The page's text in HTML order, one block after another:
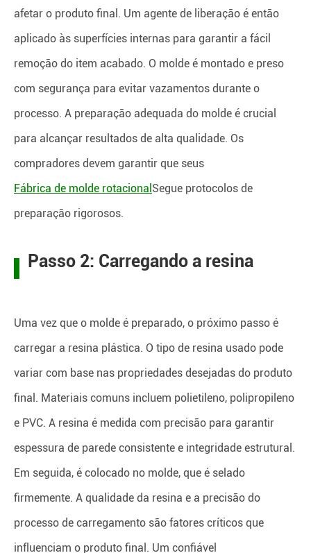
afetar o produto final. Um agente de liberação é então
aplicado às superfícies internas para garantir a fácil
remoção do item acabado. O molde é montado e preso
com segurança para evitar vazamentos durante o
processo. A preparação adequada do molde é crucial
para alcançar resultados de alta qualidade. Os
compradores devem garantir que seus
Fábrica de molde rotacional Segue protocolos de
preparação rigorosos.
Passo 2: Carregando a resina
Uma vez que o molde é preparado, o próximo passo é
carregar a resina plástica. O tipo de resina usado pode
variar com base nas propriedades desejadas do produto
final. Materiais comuns incluem polietileno, polipropileno
e PVC. A resina é medida com precisão para garantir
espessura de parede consistente e integridade estrutural.
Em seguida, é colocado no molde, que é selado
firmemente. A qualidade da resina e a precisão do
processo de carregamento são fatores críticos que
influenciam o produto final. Um confiável